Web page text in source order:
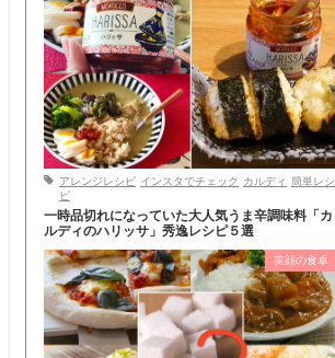
アレンジレシピ インスタでチェック カルディ 簡単レシ
ピ
一時品切れになっていた大人気うま辛調味料「カ
ルディのハリッサ」秀逸レシピ５選
笑顔の食卓